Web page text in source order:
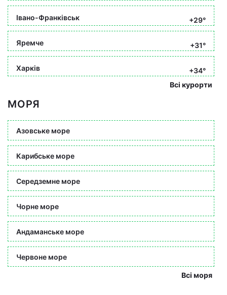
Івано-Франківськ +29°
Яремче +31°
Харків
+34°
Всі курорти
МОРЯ
Азовське море
Карибське море
Середземне море
Чорне море
Андаманське море
Червоне море
Всі моря